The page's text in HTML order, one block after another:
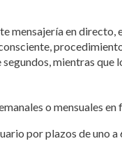
mensajería en
mientras
o mensuales
por plazos de uno